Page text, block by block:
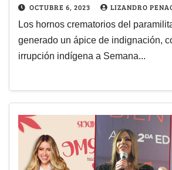
OCTUBRE 6, 2023 LIZANDRO
Los hornos crematorios del
generado un ápice de indignación,
irrupción indígena a Semana...